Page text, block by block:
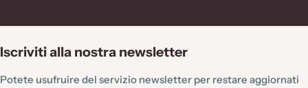
Iscriviti alla nostra newsletter
Potete usufruire del servizio newsletter per restare aggiornati